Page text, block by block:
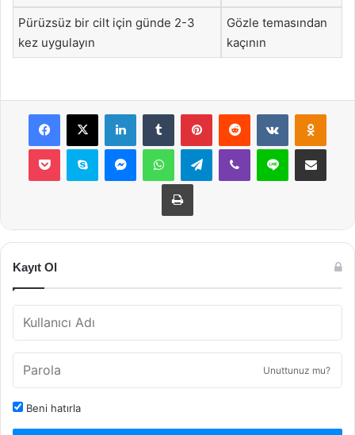
Pürüzsüz bir cilt için günde 2-3
kez uygulayın
Gözle temasından
kaçının
Facebook
X LinkedInTumblr PinterestReddit VKontakte
Pocket Skype MessengerWhatsAppTelegramViber Line E-Posta ile
Yazdır
Kayıt Ol
Unuttunuz mu?
Beni hatırla